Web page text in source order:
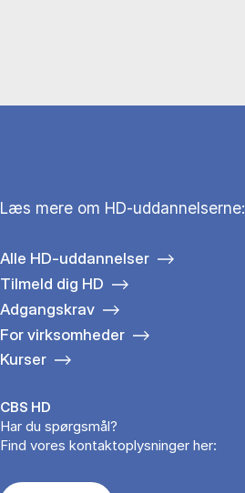
Læs mere om HD-uddannelserne:
Alle HD-uddannelser
Tilmeld dig HD
Adgangskrav
For virksomheder
Kurser
CBS HD
Har du spørgsmål?
Find vores kontaktoplysninger her: